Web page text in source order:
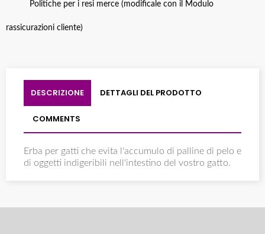
Politiche per i resi merce (modificale con il Modulo
rassicurazioni cliente)
DESCRIZIONE DETTAGLI DEL PRODOTTO
COMMENTS
Erba per gatti che evita l'accumulo di palline di pelo e
di oggetti indigeribili nell'intestino del vostro gatto.